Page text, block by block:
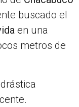
buscado el
en una
metros de